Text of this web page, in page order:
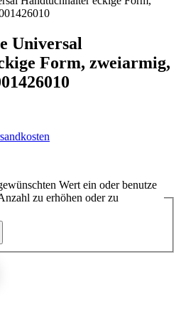
Universal
Form, zweiarmig,
Wert ein oder benutze
zu erhöhen oder zu